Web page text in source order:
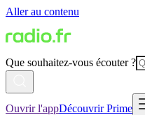
Aller au contenu
Que souhaitez-vous écouter ?
Ouvrir l'appDécouvrir Prime